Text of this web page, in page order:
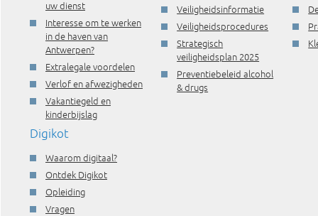
uw dienst
Interesse om te werken
in de haven van
Antwerpen?
Extralegale voordelen
Verlof en afwezigheden
Vakantiegeld en
kinderbijslag
Veiligheidsinformatie
Veiligheidsprocedures
Strategisch
veiligheidsplan 2025
Preventiebeleid alcohol
& drugs
Digikot
Waarom digitaal?
Ontdek Digikot
Opleiding
Vragen